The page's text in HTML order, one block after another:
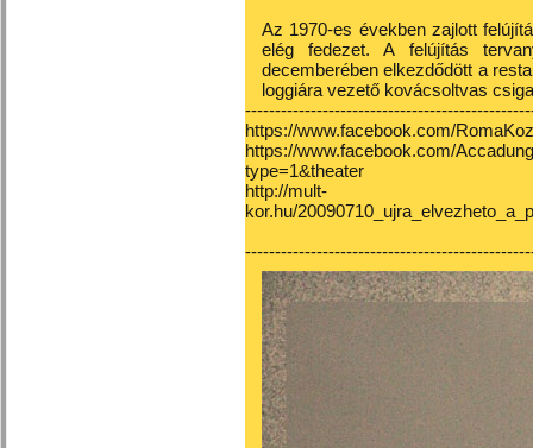
Az 1970-es években zajlott
elég fedezet. A felújítás
decemberében elkezdődött a
loggiára vezető kovácsoltvas
https://www.facebook.com/
https://www.facebook.com/
type=1&theater
http://mult-
kor.hu/